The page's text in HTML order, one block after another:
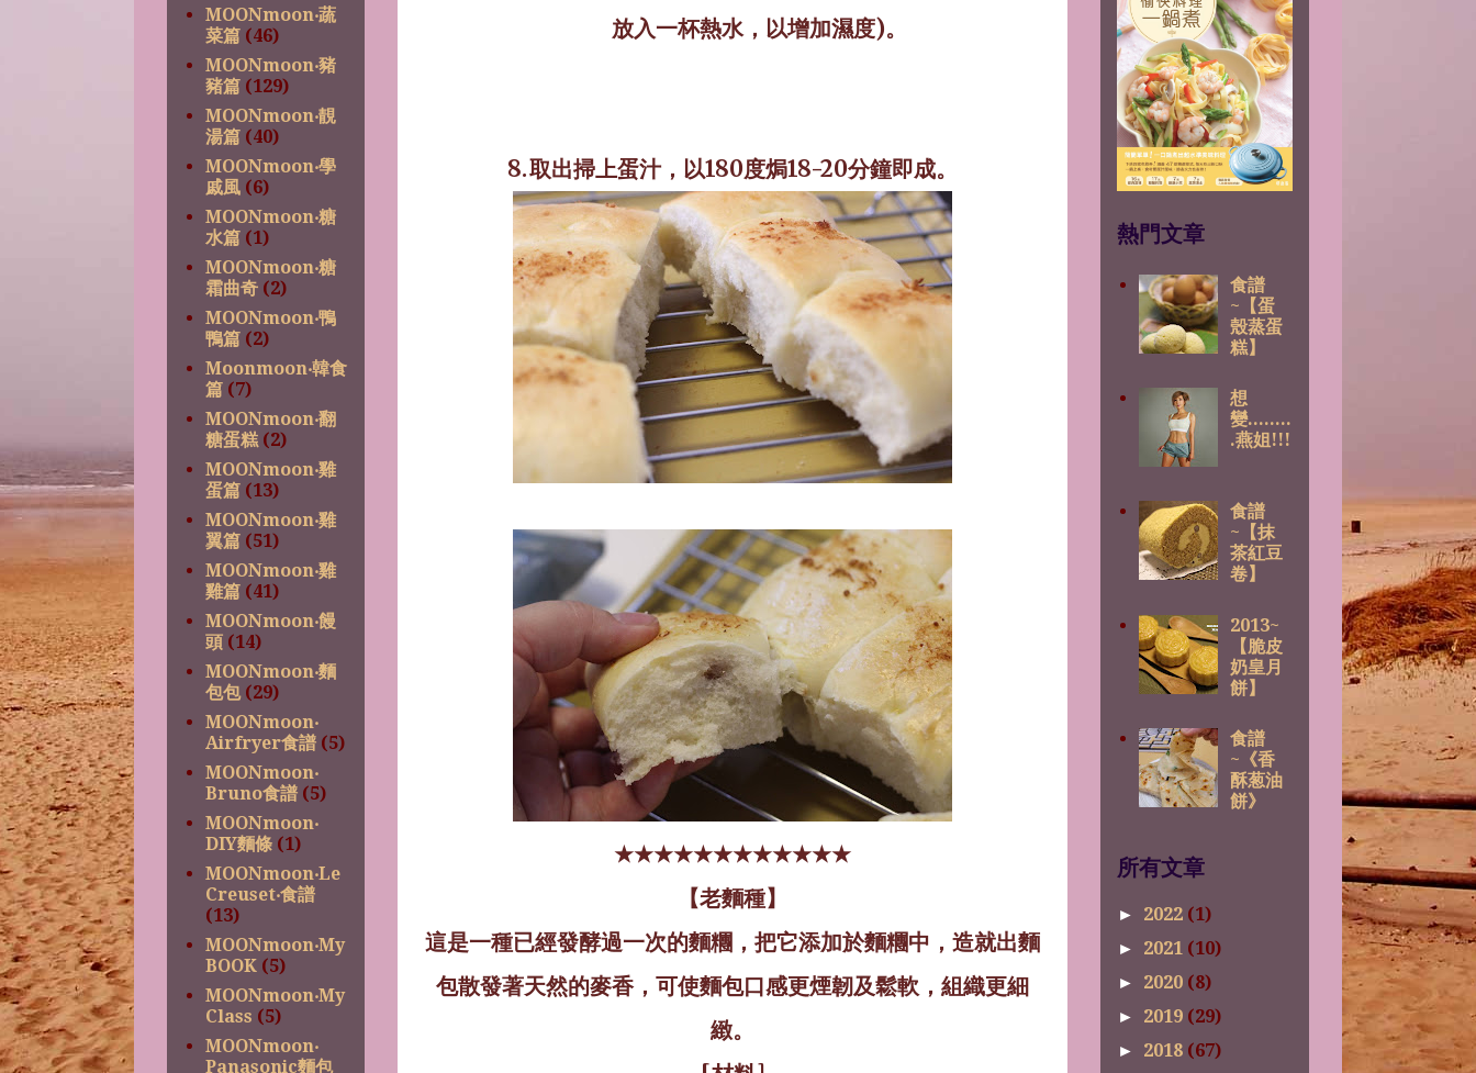
放入一杯熱水，以增加濕度)。
8.取出掃上蛋汁，以180度焗18-20分鐘即成。
★★★★★★★★★★★★
【老麵種】
這是一種已經發酵過一次的麵糰，把它添加於麵糰中，造就出麵
包散發著天然的麥香，可使麵包口感更煙韌及鬆軟，組織更細
緻。
MOONmoon‧蔬
菜篇 (46)
MOONmoon‧豬
豬篇 (129)
MOONmoon‧靚
湯篇 (40)
MOONmoon‧學
戚風 (6)
MOONmoon‧糖
水篇 (1)
MOONmoon‧糖
霜曲奇 (2)
MOONmoon‧鴨
鴨篇 (2)
Moonmoon‧韓食
篇 (7)
MOONmoon‧翻
糖蛋糕 (2)
MOONmoon‧雞
蛋篇 (13)
MOONmoon‧雞
翼篇 (51)
MOONmoon‧雞
雞篇 (41)
MOONmoon‧饅
頭 (14)
MOONmoon‧麵
包包 (29)
MOONmoon‧
Airfryer食譜 (5)
MOONmoon‧
Bruno食譜 (5)
MOONmoon‧
DIY麵條 (1)
MOONmoon‧Le
Creuset‧食譜
(13)
MOONmoon‧My
BOOK (5)
MOONmoon‧My
Class (5)
MOONmoon‧
Panasonic麵包
熱門文章
食譜
~【蛋
殼蒸蛋
糕】
想
變........
.燕姐!!!
食譜
~【抹
茶紅豆
卷】
2013~
【脆皮
奶皇月
餅】
食譜
~《香
酥葱油
餅》
所有文章
► 2022 (1)
► 2021 (10)
► 2020 (8)
► 2019 (29)
► 2018 (67)